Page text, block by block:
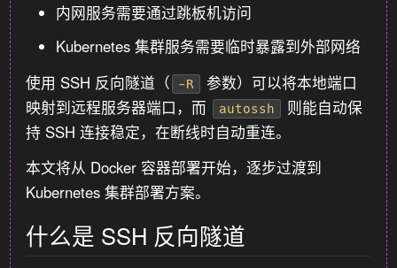
内网服务需要通过跳板机访问
Kubernetes 集群服务需要临时暴露到外部网络
使用 SSH 反向隧道（
-R
参数）可以将本地端口
映射到远程服务器端口，而
autossh
则能自动保
持 SSH 连接稳定，在断线时自动重连。
本文将从 Docker 容器部署开始，逐步过渡到
Kubernetes 集群部署方案。
什么是 SSH 反向隧道